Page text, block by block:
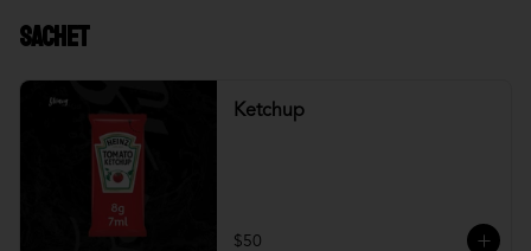
Sachet
Ketchup
$50